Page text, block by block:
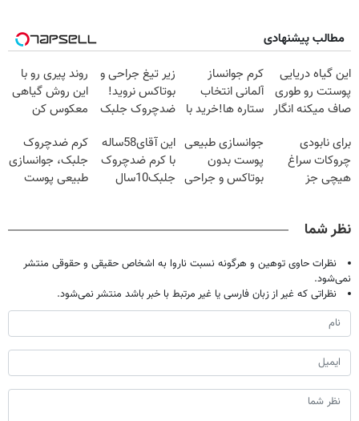
مطالب پیشنهادی
این گیاه دریایی
پوستت رو طوری
صاف میکنه انگار
شدی🔥
کرم جوانساز
آلمانی انتخاب
ستاره ها!خرید با
زیر تیغ جراحی و
بوتاکس نروید!
ضدچروک جلبک
روند پیری رو با
این روش گیاهی
معکوس کن
برای نابودی
چروکات سراغ
هیچی جز
جوانسازی طبیعی
پوست بدون
بوتاکس و جراحی
این آقای58ساله
با کرم ضدچروک
جلبک10سال
تخفیف)
کرم ضدچروک
جلبک، جوانسازی
طبیعی پوست
نظر شما
نظرات حاوی توهین و هرگونه نسبت ناروا به اشخاص حقیقی و حقوقی منتشر
نمی‌شود.
نظراتی که غیر از زبان فارسی یا غیر مرتبط با خبر باشد منتشر نمی‌شود.